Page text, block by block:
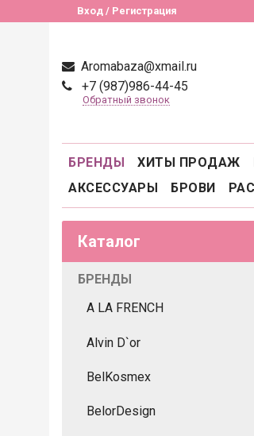
Вход / Регистрация
Aromabaza@xmail.ru
+7 (987)986-44-45
Обратный звонок
БРЕНДЫ ХИТЫ ПРОДАЖ
АКСЕССУАРЫ
БРОВИ
Каталог
БРЕНДЫ
A LA FRENCH
Alvin D`or
BelKosmex
BelorDesign